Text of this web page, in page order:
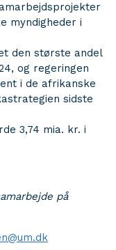
myndigheder i
den største andel
og regeringen
i de afrikanske
sidste
3,74 mia. kr. i
på